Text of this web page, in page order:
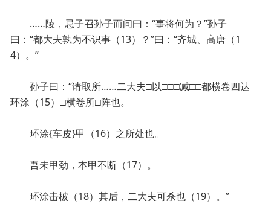
……陵，忌子召孙子而问曰：“事将何为？”孙子
曰：“都大夫孰为不识事（13）？”曰：“齐城、高唐（1
4）。”
孙子曰：“请取所……二大夫□以□□□减□□都横卷四达
环涂（15）□横卷所□阵也。
环涂{车皮}甲（16）之所处也。
吾未甲劲，本甲不断（17）。
环涂击柀（18）其后，二大夫可杀也（19）。”